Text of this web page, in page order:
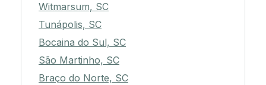
Witmarsum, SC
Tunápolis, SC
Bocaina do Sul, SC
São Martinho, SC
Braço do Norte, SC